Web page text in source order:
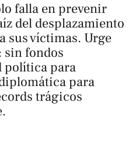
falla en prevenir
del desplazamiento
sus víctimas. Urge
fondos
política para
para
trágicos